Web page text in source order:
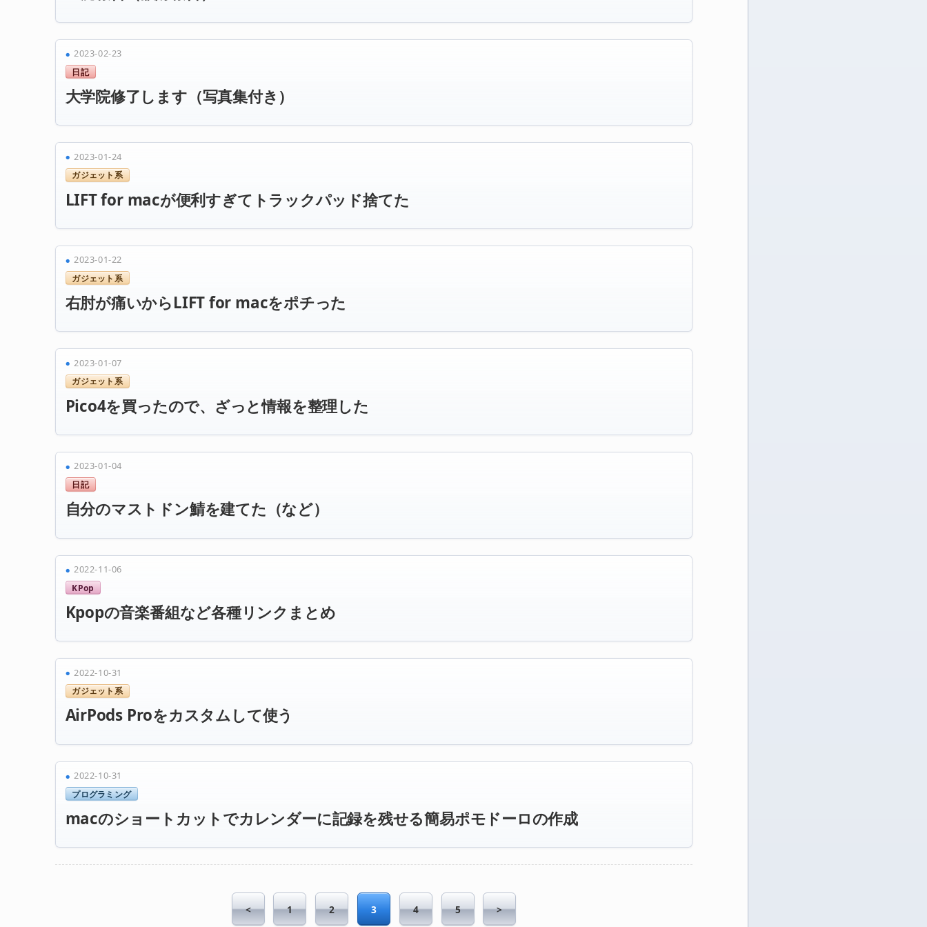
2023-02-23
日記
大学院修了します（写真集付き）
2023-01-24
ガジェット系
LIFT for macが便利すぎてトラックパッド捨てた
2023-01-22
ガジェット系
右肘が痛いからLIFT for macをポチった
2023-01-07
ガジェット系
Pico4を買ったので、ざっと情報を整理した
2023-01-04
日記
自分のマストドン鯖を建てた（など）
2022-11-06
KPop
Kpopの音楽番組など各種リンクまとめ
2022-10-31
ガジェット系
AirPods Proをカスタムして使う
2022-10-31
プログラミング
macのショートカットでカレンダーに記録を残せる簡易ポモドーロの作成
< 1 2 3 4 5 >